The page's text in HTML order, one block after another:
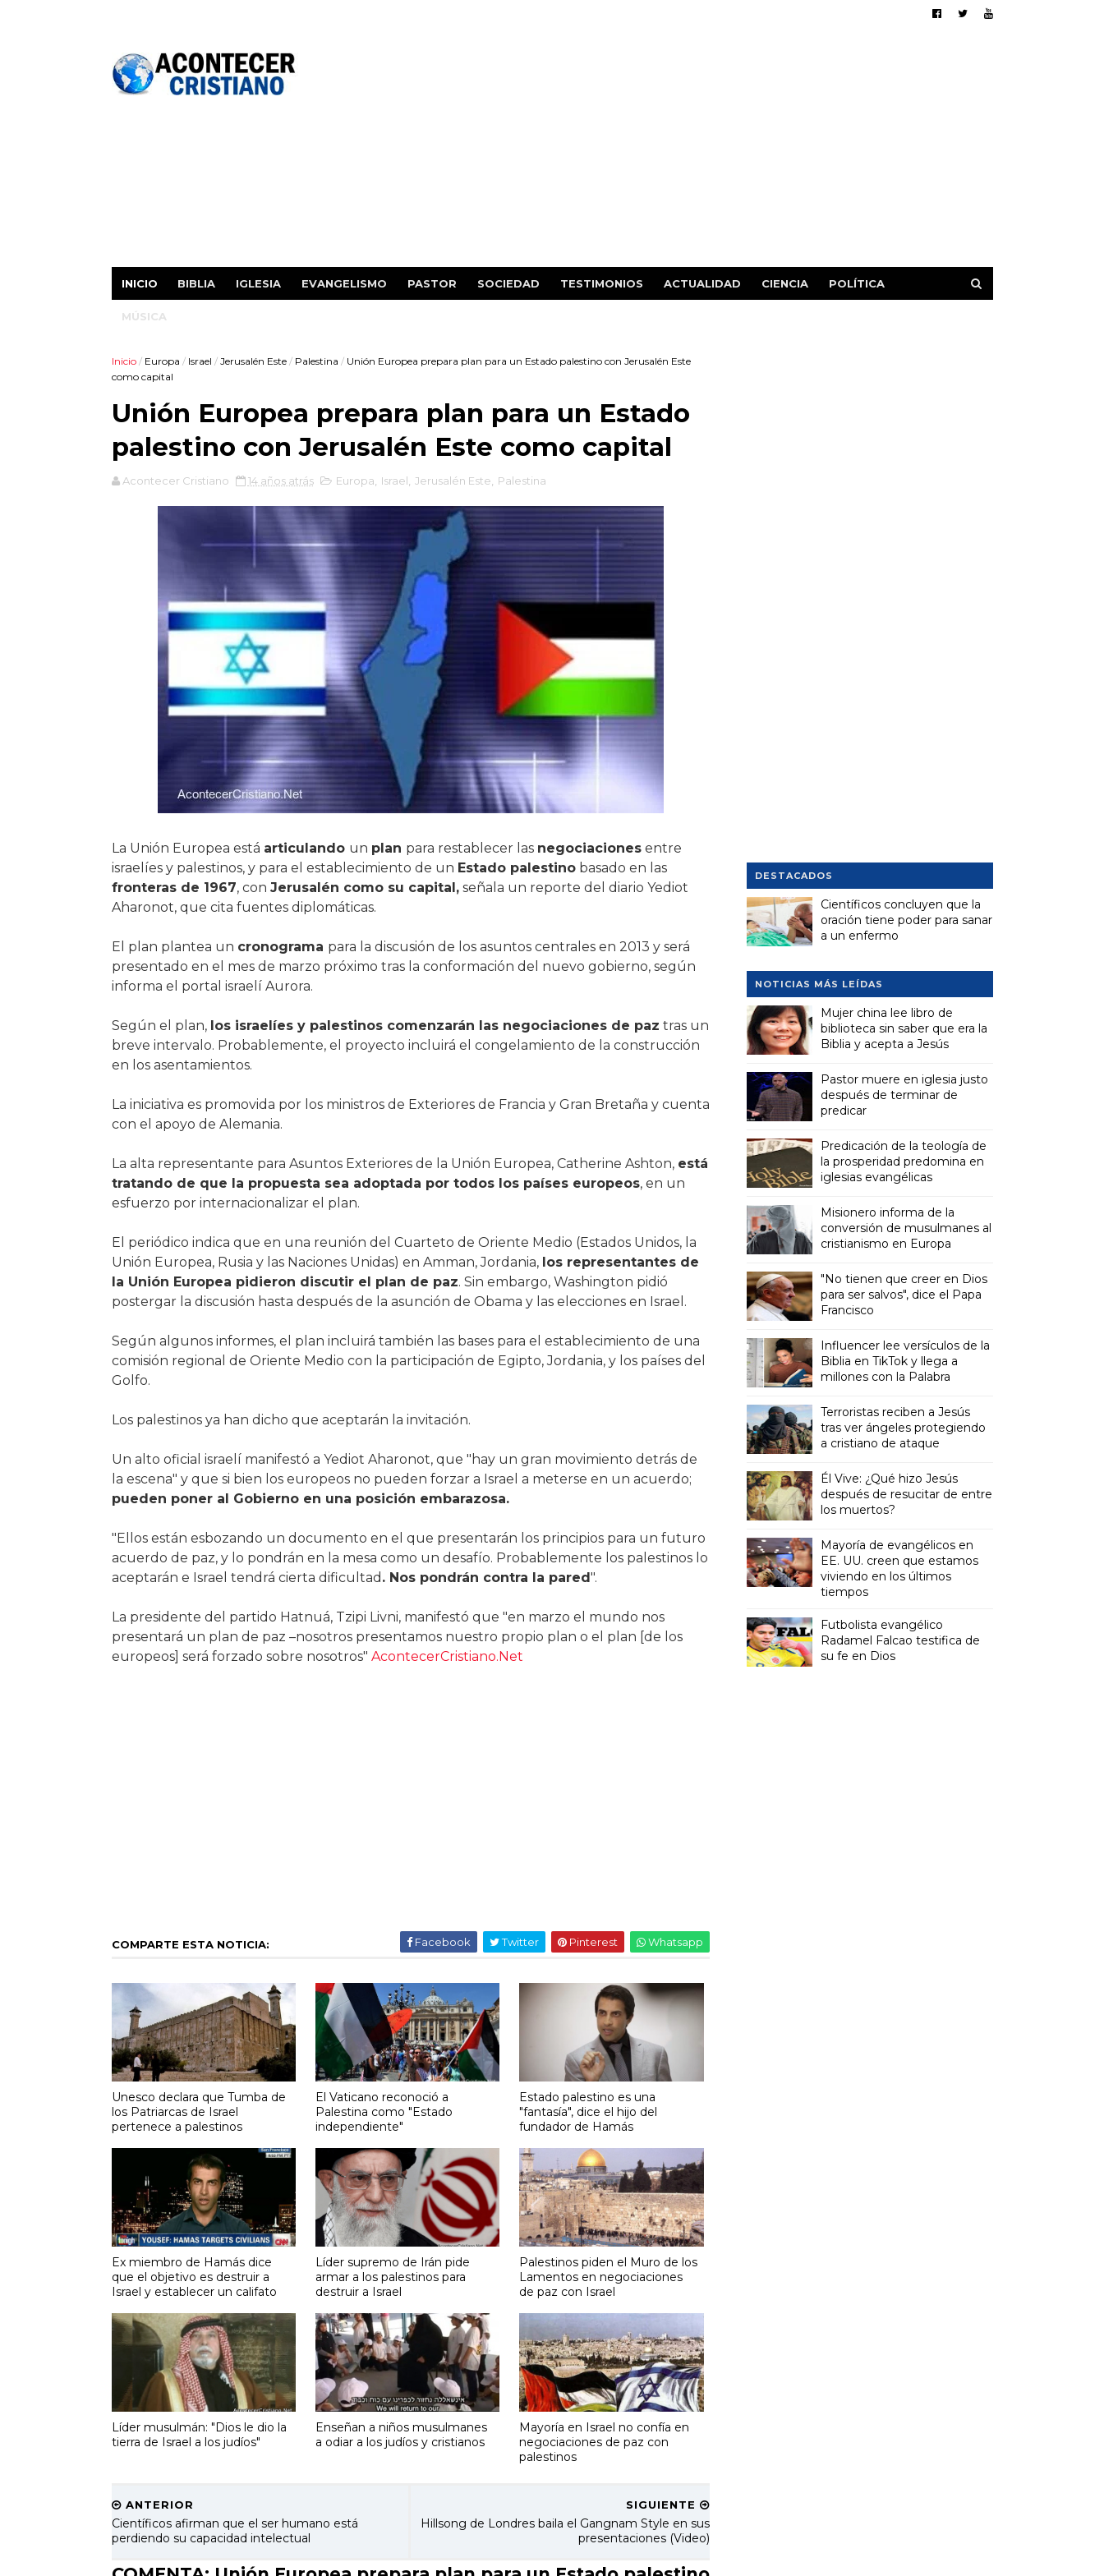
INICIO BIBLIA IGLESIA EVANGELISMO PASTOR SOCIEDAD TESTIMONIOS ACTUALIDAD CIENCIA POLÍTICA
MÚSICA
Inicio / Europa / Israel / Jerusalén Este / Palestina / Unión Europea prepara plan para un Estado palestino con Jerusalén Este
como capital
Unión Europea prepara plan para un Estado
palestino con Jerusalén Este como capital
Acontecer Cristiano 14 años atrás Europa Israel Jerusalén Este Palestina
La Unión Europea está articulando un plan para restablecer las negociacionesentre
israelíes y palestinos, y para el establecimiento de un Estado palestinobasado en las
fronteras de 1967, con Jerusalén como su capital,señala un reporte del diario Yediot
Aharonot, que cita fuentes diplomáticas.
El plan plantea un cronograma para la discusión de los asuntos centrales en 2013 y será
presentado en el mes de marzo próximo tras la conformación del nuevo gobierno, según
informa el portal israelí Aurora.
Según el plan, los israelíes y palestinos comenzarán las negociaciones de paz tras un
breve intervalo. Probablemente, el proyecto incluirá el congelamiento de la construcción
en los asentamientos.
La iniciativa es promovida por los ministros de Exteriores de Francia y Gran Bretaña y cuenta
con el apoyo de Alemania.
La alta representante para Asuntos Exteriores de la Unión Europea, Catherine Ashton, está
tratando de que la propuesta sea adoptada por todos los países europeos, en un
esfuerzo por internacionalizar el plan.
El periódico indica que en una reunión del Cuarteto de Oriente Medio (Estados Unidos, la
Unión Europea, Rusia y las Naciones Unidas) en Amman, Jordania, los representantes de
la Unión Europea pidieron discutir el plan de paz. Sin embargo, Washington pidió
postergar la discusión hasta después de la asunción de Obama y las elecciones en Israel.
Según algunos informes, el plan incluirá también las bases para el establecimiento de una
comisión regional de Oriente Medio con la participación de Egipto, Jordania, y los países del
Golfo.
Los palestinos ya han dicho que aceptarán la invitación.
Un alto oficial israelí manifestó a Yediot Aharonot, que "hay un gran movimiento detrás de
la escena" y que si bien los europeos no pueden forzar a Israel a meterse en un acuerdo;
pueden poner al Gobierno en una posición embarazosa.
"Ellos están esbozando un documento en el que presentarán los principios para un futuro
acuerdo de paz, y lo pondrán en la mesa como un desafío. Probablemente los palestinos lo
aceptarán e Israel tendrá cierta dificultad . Nos pondrán contra la pared".
La presidente del partido Hatnuá, Tzipi Livni, manifestó que "en marzo el mundo nos
presentará un plan de paz –nosotros presentamos nuestro propio plan o el plan [de los
europeos] será forzado sobre nosotros" AcontecerCristiano.Net
COMPARTE ESTA NOTICIA: Facebook Twitter Pinterest Whatsapp
Unesco declara que Tumba de
los Patriarcas de Israel
pertenece a palestinos
El Vaticano reconoció a
Palestina como "Estado
independiente"
Estado palestino es una
"fantasía", dice el hijo del
fundador de Hamás
Ex miembro de Hamás dice
que el objetivo es destruir a
Israel y establecer un califato
Líder supremo de Irán pide
armar a los palestinos para
destruir a Israel
Palestinos piden el Muro de los
Lamentos en negociaciones
de paz con Israel
Líder musulmán: "Dios le dio la
tierra de Israel a los judíos"
Enseñan a niños musulmanes
a odiar a los judíos y cristianos
Mayoría en Israel no confía en
negociaciones de paz con
palestinos
SIGUIENTE
Hillsong de Londres baila el Gangnam Style en sus
presentaciones (Video)
ANTERIOR
Científicos afirman que el ser humano está
perdiendo su capacidad intelectual
DESTACADOS
Científicos concluyen que la
oración tiene poder para sanar
a un enfermo
NOTICIAS MÁS LEÍDAS
Mujer china lee libro de
biblioteca sin saber que era la
Biblia y acepta a Jesús
Pastor muere en iglesia justo
después de terminar de
predicar
Predicación de la teología de
la prosperidad predomina en
iglesias evangélicas
Misionero informa de la
conversión de musulmanes al
cristianismo en Europa
"No tienen que creer en Dios
para ser salvos", dice el Papa
Francisco
Influencer lee versículos de la
Biblia en TikTok y llega a
millones con la Palabra
Terroristas reciben a Jesús
tras ver ángeles protegiendo
a cristiano de ataque
Él Vive: ¿Qué hizo Jesús
después de resucitar de entre
los muertos?
Mayoría de evangélicos en
EE. UU. creen que estamos
viviendo en los últimos
tiempos
Futbolista evangélico
Radamel Falcao testifica de
su fe en Dios